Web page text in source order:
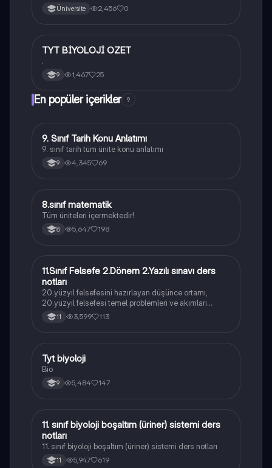
Üniversite 2,456 0
Biyoloji
TYT BİYOLOJİ OZET
.
9 1,467 25
En popüler içerikler 9
Tarih
9. Sınıf Tarih Konu Anlatımı
9. sınıf tarih tüm ünite konu anlatımı
9 4,345 69
Matematik
8.sınıf matematik
Tüm üniteleri içermektedir!
8 5,647 198
Felsefe
11.Sınıf Felsefe 2.Dönem 2.Yazılı sınavı ders
notları
20.yüzyıl felsefesini hazırlayan düşünce ortamı,
20.yüzyıl felsefesi temel problemleri ve akımları
konularını içermektedir
11 3,599 113
Biyoloji
Tyt biyoloji
Bio
9 5,484 147
Biyoloji
11. sınıf biyoloji boşaltım (üriner) sistemi ders
notları
11. sınıf biyoloji boşaltım (üriner) sistemi ders notları
11 5,947 619